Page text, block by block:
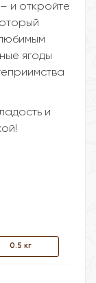
и откройте
ягоды
и
0.5 кг